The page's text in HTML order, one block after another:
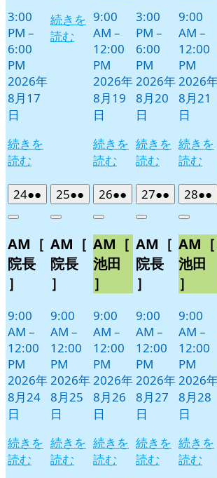
3:00
PM –
6:00
PM
2026年
8月17
日
続きを
読む
続きを
読む
9:00
AM –
12:00
PM
2026年
8月19
日
続きを
読む
3:00
PM –
6:00
PM
2026年
8月20
日
続きを
読む
9:00
AM –
12:00
PM
2026
8月21
日
続きを
読む
242026
年
月
24
日
●●
件
イ
ベ
ト)
Close
AM［
院長
］
9:00
AM –
12:00
PM
2026年
8月24
日
続きを
読む
252026
年
月
25
日
●●
件
イ
ベ
ト)
Close
AM［
院長
］
9:00
AM –
12:00
PM
2026年
8月25
日
続きを
読む
262026
年
月
26
日
●●
件
イ
ベ
ト)
Close
AM［
池田
］
9:00
AM –
12:00
PM
2026年
8月26
日
続きを
読む
272026
年
月
27
日
●●
件
イ
ベ
ト)
Close
AM［
院長
］
9:00
AM –
12:00
PM
2026年
8月27
日
続きを
読む
282026
年
月
28
日
●●
Close
AM［
池田
］
9:00
AM –
12:00
PM
2026
8月28
日
続きを
読む